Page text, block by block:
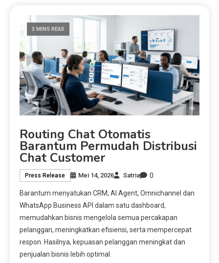
3 MINS READ
Routing Chat Otomatis
Barantum Permudah Distribusi
Chat Customer
Press Release Mei 14, 2026 Satria 0
Barantum menyatukan CRM, AI Agent, Omnichannel dan
WhatsApp Business API dalam satu dashboard,
memudahkan bisnis mengelola semua percakapan
pelanggan, meningkatkan efisiensi, serta mempercepat
respon. Hasilnya, kepuasan pelanggan meningkat dan
penjualan bisnis lebih optimal.